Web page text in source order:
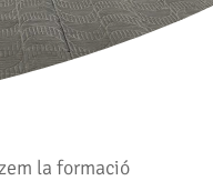
la formació